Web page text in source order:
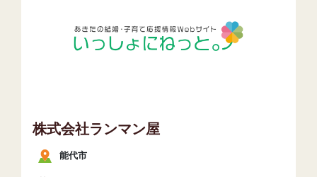
株式会社ランマン屋
能代市